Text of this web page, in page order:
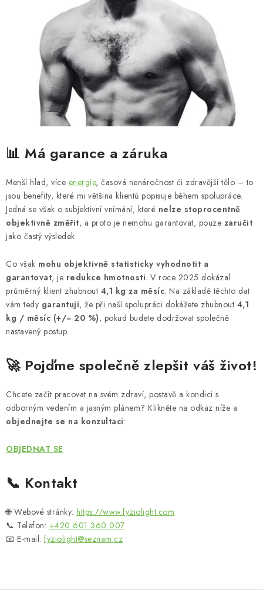
📊 Má garance a záruka
Menší hlad, více energie, časová nenáročnost či zdravější tělo – to
jsou benefity, které mi většina klientů popisuje během spolupráce.
Jedná se však o subjektivní vnímání, které nelze stoprocentně
objektivně změřit, a proto je nemohu garantovat, pouze zaručit
jako častý výsledek.
Co však mohu objektivně statisticky vyhodnotit a
garantovat, je redukce hmotnosti. V roce 2025 dokázal
průměrný klient zhubnout 4,1 kg za měsíc. Na základě těchto dat
vám tedy garantuji, že při naší spolupráci dokážete zhubnout 4,1
kg / měsíc (+/− 20 %), pokud budete dodržovat společně
nastavený postup.
🚀 Pojďme společně zlepšit váš život!
Chcete začít pracovat na svém zdraví, postavě a kondici s
odborným vedením a jasným plánem? Klikněte na odkaz níže a
objednejte se na konzultaci:
OBJEDNAT SE
📞 Kontakt
🌐 Webové stránky: https://www.fyziolight.com
📞 Telefon: +420 601 360 007
📧 E-mail: fyziolight@seznam.cz